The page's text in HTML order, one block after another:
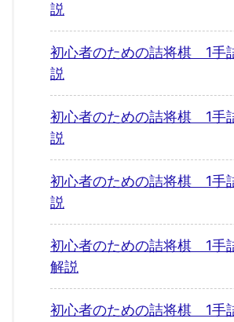
説
初心者のための詰将棋 1
説
初心者のための詰将棋 1
説
初心者のための詰将棋 1
説
初心者のための詰将棋 1手
解説
初心者のための詰将棋 1手